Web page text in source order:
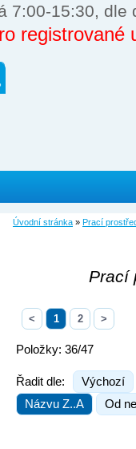
7:00-15:30, dle
registrované
Úvodní stránka » Prací
Prací
< 1 2 >
Položky: 36/47
Řadit dle:
Výchozí
Názvu Z..A
Od